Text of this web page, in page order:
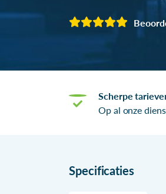
Scherpe
Op al onze
Specificaties